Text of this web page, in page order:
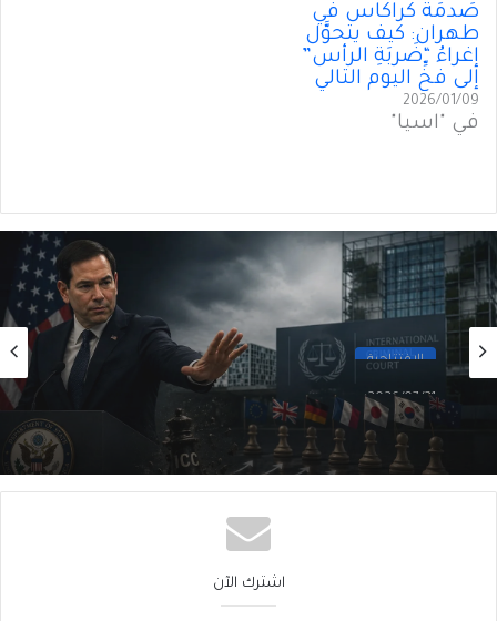
صَدمَةُ كراكاس في
طهران: كيف يتحوَّل
إغراءُ “ضَربَةِ الرأس”
إلى فخِّ اليوم التالي
2026/01/09
في "آسيا"
الإفتتاحية
حين يُصبِحُ الحليفُ شريكًا
اشترك الآن